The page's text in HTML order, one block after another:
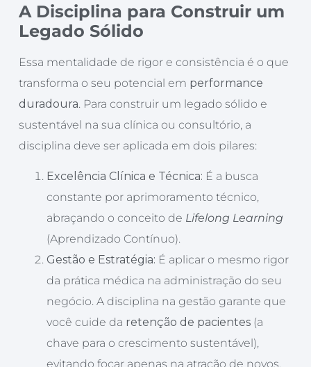
A Disciplina para Construir um
Legado Sólido
Essa mentalidade de rigor e consistência é o que
transforma o seu potencial em performance
duradoura. Para construir um legado sólido e
sustentável na sua clínica ou consultório, a
disciplina deve ser aplicada em dois pilares:
Excelência Clínica e Técnica: É a busca
constante por aprimoramento técnico,
abraçando o conceito de Lifelong Learning
(Aprendizado Contínuo).
Gestão e Estratégia: É aplicar o mesmo rigor
da prática médica na administração do seu
negócio. A disciplina na gestão garante que
você cuide da retenção de pacientes(a
chave para o crescimento sustentável),
evitando focar apenas na atração de novos.